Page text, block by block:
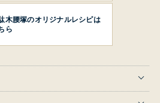
木腰塚のオリジナルレシピは
ら